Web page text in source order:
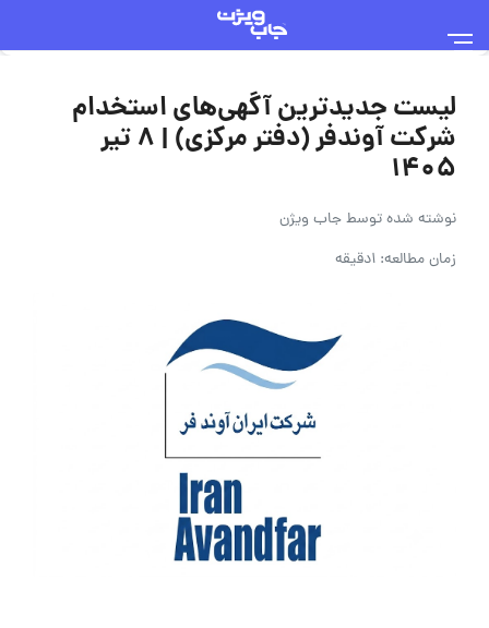
لیست جدیدترین آگهی‌های استخدام
شرکت آوندفر (دفتر مرکزی) | ۸ تیر
۱۴۰۵
نوشته شده توسطجاب ویژن
زمان مطالعه: 1دقیقه